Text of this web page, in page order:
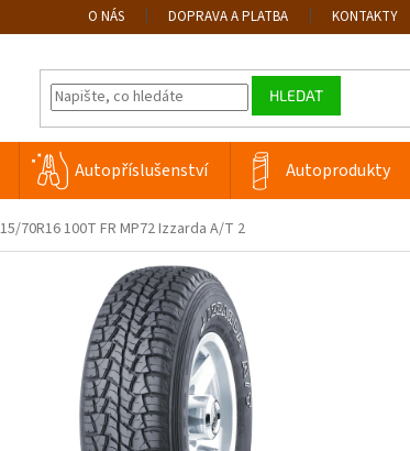
O NÁS DOPRAVA A PLATBA KONTAKTY
HLEDAT
Autopříslušenství Autoprodukty
70R16 100T FR MP72 Izzarda A/T 2